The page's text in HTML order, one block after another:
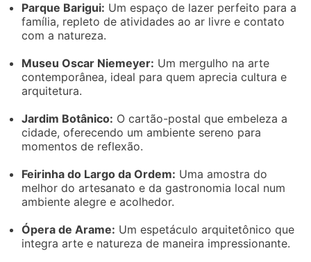
Parque Barigui: Um espaço de lazer perfeito para a
família, repleto de atividades ao ar livre e contato
com a natureza.
Museu Oscar Niemeyer: Um mergulho na arte
contemporânea, ideal para quem aprecia cultura e
arquitetura.
Jardim Botânico: O cartão-postal que embeleza a
cidade, oferecendo um ambiente sereno para
momentos de reflexão.
Feirinha do Largo da Ordem: Uma amostra do
melhor do artesanato e da gastronomia local num
ambiente alegre e acolhedor.
Ópera de Arame: Um espetáculo arquitetônico que
integra arte e natureza de maneira impressionante.